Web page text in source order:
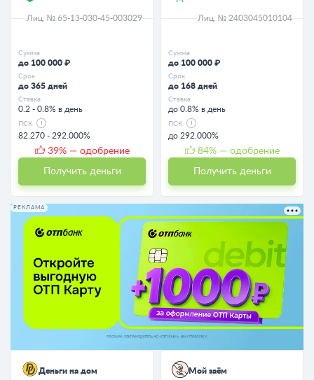
Лиц. № 65-13-030-45-003029
Сумма
до 100 000 ₽
Срок
до 365 дней
Ставка
0.2 - 0.8% в день
ПСК
82.270 - 292.000%
39% — одобрение
Получить деньги
Лиц. № 2403045010104
Сумма
до 100 000 ₽
Срок
до 168 дней
Ставка
до 0.8% в день
ПСК
до 292.000%
84% — одобрение
Получить деньги
РЕКЛАМА
Деньги на дом Мой заём